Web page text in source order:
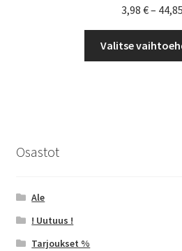
3,98 €– 44,85
Valitse
Osastot
Ale
! Uutuus !
Tarjoukset %